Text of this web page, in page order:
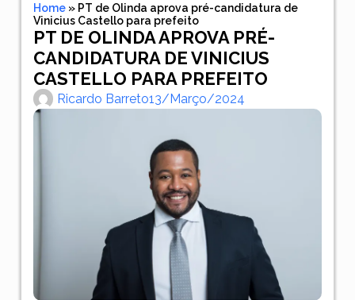
Home» PT de Olinda aprova pré-candidatura de
Vinicius Castello para prefeito
PT DE OLINDA APROVA PRÉ-
CANDIDATURA DE VINICIUS
CASTELLO PARA PREFEITO
Ricardo Barreto13/março/2024